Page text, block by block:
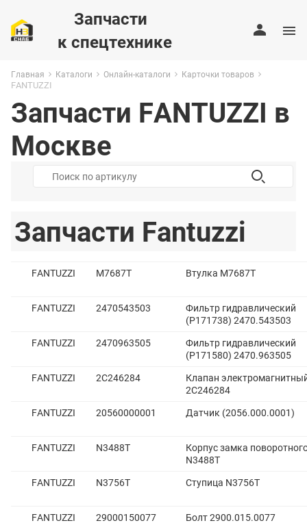
Запчасти
к спецтехнике
Главная Каталоги Онлайн-каталоги Карточки товаров
FANTUZZI
Запчасти FANTUZZI в
Москве
Запчасти Fantuzzi
FANTUZZI M7687T Втулка M7687T
FANTUZZI 2470543503
Фильтр гидравлический
(P171738) 2470.543503
FANTUZZI
2470963505
Фильтр гидравлический
(P171580) 2470.963505
FANTUZZI
2C246284
Клапан
2C246284
FANTUZZI
20560000001 Датчик (2056.000.0001)
FANTUZZI N3488T
Корпус замка
N3488T
FANTUZZI
N3756T Ступица N3756T
FANTUZZI 29000150077 Болт 2900.015.0077